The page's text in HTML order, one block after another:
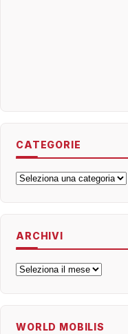
CATEGORIE
Categorie
ARCHIVI
Archivi
WORLD MOBILIS